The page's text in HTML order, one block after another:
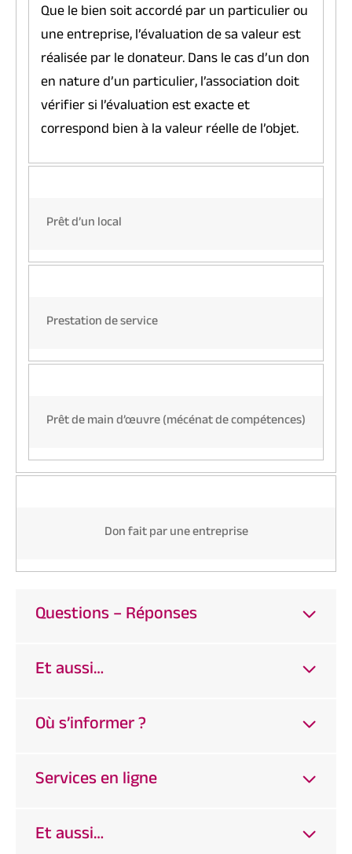
Que le bien soit accordé par un particulier ou
une entreprise, l’évaluation de sa valeur est
réalisée par le donateur. Dans le cas d’un don
en nature d’un particulier, l’association doit
vérifier si l’évaluation est exacte et
correspond bien à la valeur réelle de l’objet.
Prêt d’un local
Prestation de service
Prêt de main d’œuvre (mécénat de compétences)
Don fait par une entreprise
Questions – Réponses
Et aussi…
Où s’informer ?
Services en ligne
Et aussi…